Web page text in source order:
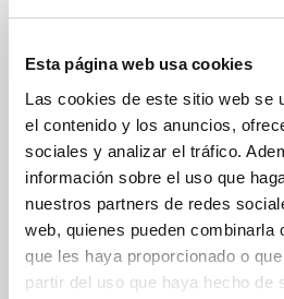
Esta página web usa cookies
Las cookies de este sitio web se
el contenido y los anuncios,
sociales y analizar el tráfico.
información sobre el uso que
nuestros partners de redes
web, quienes pueden combinarla
que les haya proporcionado o
partir del uso que haya hecho de
cookies, sus datos serán procesados
de acuerdo con dicha
respectivaspolíticas de privacidad
4. Destinatarios o categorías de
personales
Los datos en cuestión no serán
puestos en conocimiento de sujetos
su autorización explícita. Con todo,